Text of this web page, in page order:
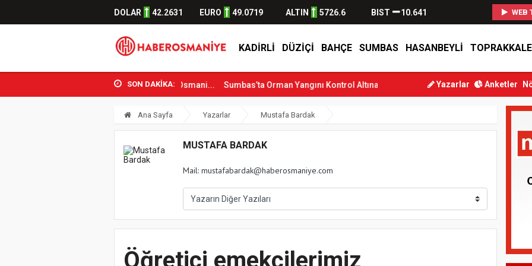
DOLAR 42.2631 EURO 49.0719 ALTIN 5726.6 BIST 10.641 WEB
KADIRLI DÜZIÇI BAHÇE SUMBAS HASANBEYLI TOPRAKKALE
SON DAKİKA:
ve Spor Bakanı Osman Aşkın Bak Osmani... Sumbas’ta Orman Yangını Kontrol Altına Alındı Osmaniye’de Tren Çarpması: Genç
Yazarlar Anketler
Ana Sayfa Yazarlar Mustafa Bardak
MUSTAFA BARDAK
Mail: mustafabardak@haberosmaniye.com